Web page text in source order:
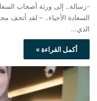
-رسالة.. إلى ورثة أصحاب
السعادة الأحياء.. – لقد أتحف
الذي…
أكمل القراءة »